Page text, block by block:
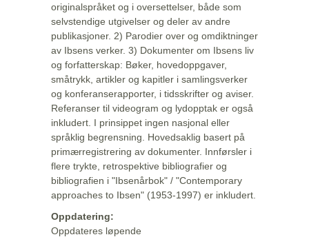
originalspråket og i oversettelser, både som
selvstendige utgivelser og deler av andre
publikasjoner. 2) Parodier over og omdiktninger
av Ibsens verker. 3) Dokumenter om Ibsens liv
og forfatterskap: Bøker, hovedoppgaver,
småtrykk, artikler og kapitler i samlingsverker
og konferanserapporter, i tidsskrifter og aviser.
Referanser til videogram og lydopptak er også
inkludert. I prinsippet ingen nasjonal eller
språklig begrensning. Hovedsaklig basert på
primærregistrering av dokumenter. Innførsler i
flere trykte, retrospektive bibliografier og
bibliografien i "Ibsenårbok" / "Contemporary
approaches to Ibsen" (1953-1997) er inkludert.
Oppdatering:
Oppdateres løpende